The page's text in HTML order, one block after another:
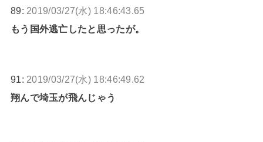
89: 2019/03/27(水) 18:46:43.65
もう国外逃亡したと思ったが。
91: 2019/03/27(水) 18:46:49.62
翔んで埼玉が飛んじゃう